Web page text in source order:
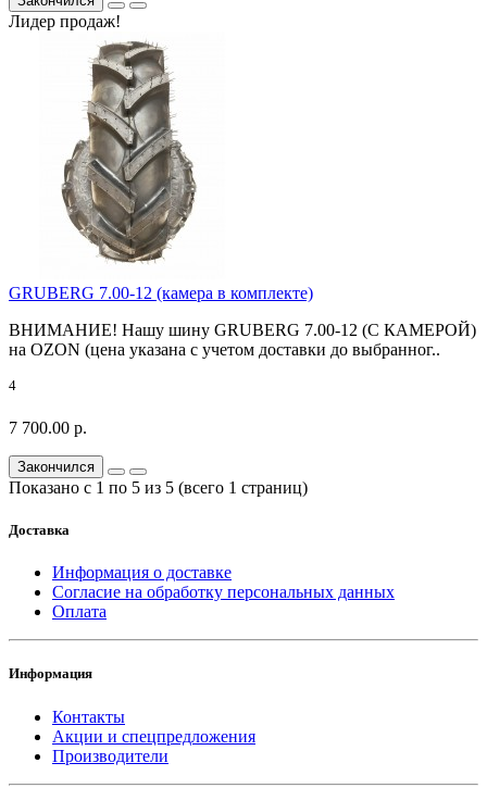
Лидер продаж!
GRUBERG 7.00-12 (камера в комплекте)
ВНИМАНИЕ! Нашу шину GRUBERG 7.00-12 (С КАМЕРОЙ)
на OZON (цена указана с учетом доставки до выбранног..
4
7 700.00 р.
Закончился
Показано с 1 по 5 из 5 (всего 1 страниц)
Доставка
Информация о доставке
Согласие на обработку персональных данных
Оплата
Информация
Контакты
Акции и спецпредложения
Производители